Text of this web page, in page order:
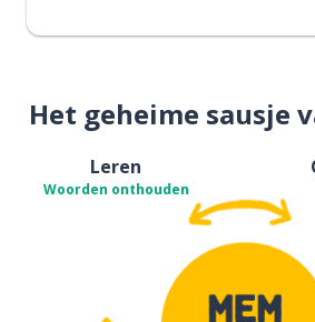
Het geheime sausje
Leren
Woorden onthouden